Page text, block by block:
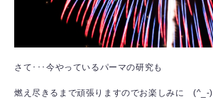
さて･･･今やっているパーマの研究も
燃え尽きるまで頑張りますのでお楽しみに (^_-)